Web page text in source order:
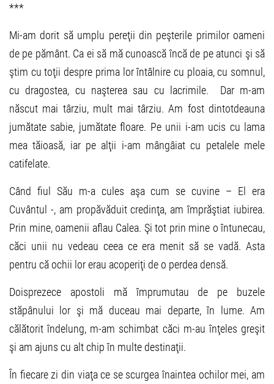
***
Mi-am dorit să umplu pereţii din peşterile primilor oameni
de pe pământ. Ca ei să mă cunoască încă de pe atunci şi să
ştim cu toţii despre prima lor întâlnire cu ploaia, cu somnul,
cu dragostea, cu naşterea sau cu lacrimile. Dar m-am
născut mai târziu, mult mai târziu. Am fost dintotdeauna
jumătate sabie, jumătate floare. Pe unii i-am ucis cu lama
mea tăioasă, iar pe alţii i-am mângâiat cu petalele mele
catifelate.
Când fiul Său m-a cules aşa cum se cuvine – El era
Cuvântul -, am propăvăduit credinţa, am împrăştiat iubirea.
Prin mine, oamenii aflau Calea. Şi tot prin mine o întunecau,
căci unii nu vedeau ceea ce era menit să se vadă. Asta
pentru că ochii lor erau acoperiţi de o perdea densă.
Doisprezece apostoli mă împrumutau de pe buzele
stăpânului lor şi mă duceau mai departe, în lume. Am
călătorit îndelung, m-am schimbat căci m-au înţeles greşit
şi am ajuns cu alt chip în multe destinaţii.
În fiecare zi din viaţa ce se scurgea înaintea ochilor mei, am